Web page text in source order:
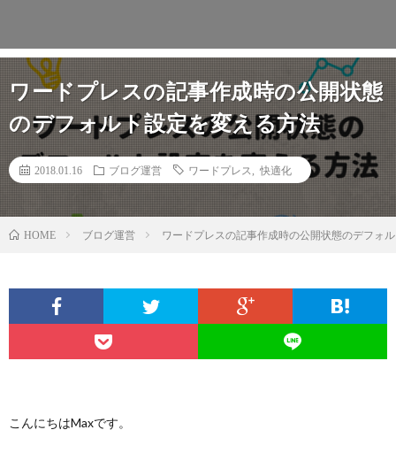
ワードプレスの記事作成時の公開状態
のデフォルト設定を変える方法
2018.01.16 ブログ運営 ワードプレス 快適化
HOME ブログ運営 ワードプレスの記事作成時の公開状態のデフォ
こんにちはMaxです。